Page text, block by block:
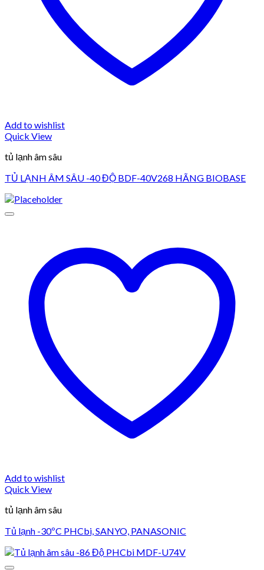
Add to wishlist
Quick View
tủ lạnh âm sâu
TỦ LẠNH ÂM SÂU -40 ĐỘ BDF-40V268 HÃNG BIOBASE
Add to wishlist
Quick View
tủ lạnh âm sâu
Tủ lạnh -30ºC PHCbi, SANYO, PANASONIC